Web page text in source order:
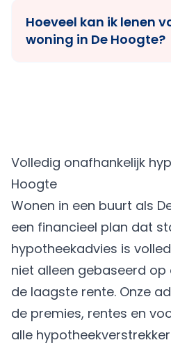
Hoeveel kan ik lenen
woning in De Hoogte?
Volledig onafhankelijk
Hoogte
Wonen in een buurt als
een financieel plan dat
hypotheekadvies is
niet alleen gebaseerd
de laagste rente. Onze
de premies, rentes en
alle